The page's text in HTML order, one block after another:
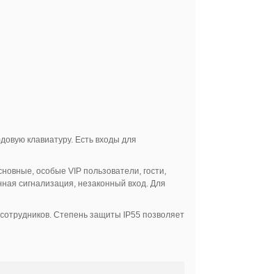
клавиатуру. Есть входы для
особые VIP пользователи, гости,
сигнализация, незаконный вход. Для
Степень защиты IP55 позволяет